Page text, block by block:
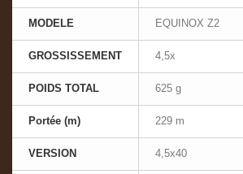
MODELE EQUINOX Z2
GROSSISSEMENT 4,5x
POIDS TOTAL 625 g
Portée (m) 229 m
VERSION 4,5x40